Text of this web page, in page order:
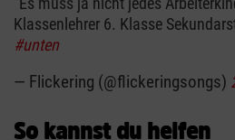
Klassenlehrer 6. Klasse
#unten
— Flickering (@flickeringsongs)
So kannst du helfen